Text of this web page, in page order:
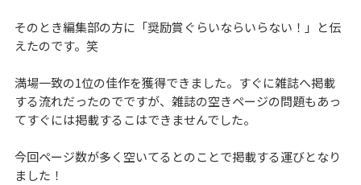
そのとき編集部の方に「奨励賞ぐらいならいらない！」と伝
えたのです。笑
満場一致の1位の佳作を獲得できました。すぐに雑誌へ掲載
する流れだったのでですが、雑誌の空きページの問題もあっ
てすぐには掲載するこはできませんでした。
今回ページ数が多く空いてるとのことで掲載する運びとなり
ました！